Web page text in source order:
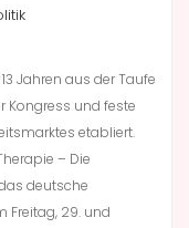
Jahren aus der Taufe
Kongress und feste
etabliert.
– Die
deutsche
Freitag, 29. und